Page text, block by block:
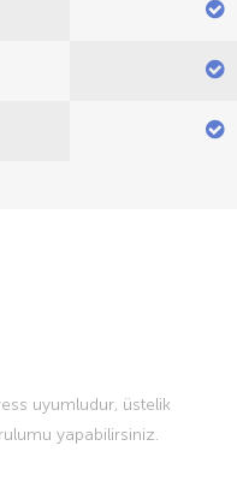
uyumludur, üstelik
yapabilirsiniz.